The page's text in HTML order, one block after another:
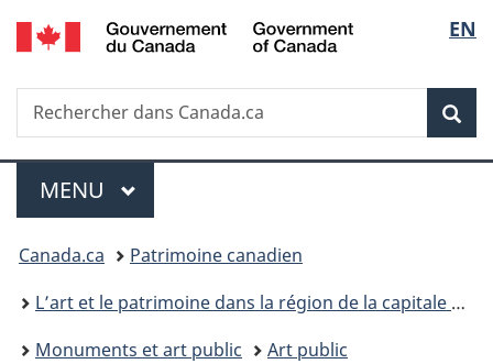
Passer
au
principal
Passer
à
Au
du
Passer
à
version
simplifiée
de
la
EN
Recherche
Rechercher
dans
Menu
MENU PRINCIPAL
Vous
êtes
ici :
Canada.ca
Patrimoine canadien
L’art et le patrimoine dans la région de la capitale du Canada
Monuments et art public
Art public